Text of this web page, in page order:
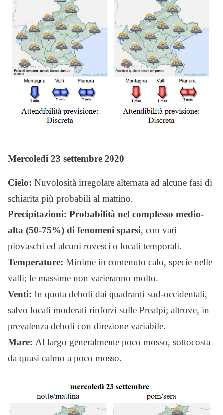
Mercoledi 23 settembre 2020
Cielo: Nuvolosità irregolare alternata ad alcune fasi di
schiarita più probabili al mattino.
Precipitazioni: Probabilità nel complesso medio-
alta (50-75%) di fenomeni sparsi, con vari
piovaschi ed alcuni rovesci o locali temporali.
Temperature: Minime in contenuto calo, specie nelle
valli; le massime non varieranno molto.
Venti: In quota deboli dai quadranti sud-occidentali,
salvo locali moderati rinforzi sulle Prealpi; altrove, in
prevalenza deboli con direzione variabile.
Mare: Al largo generalmente poco mosso, sottocosta
da quasi calmo a poco mosso.